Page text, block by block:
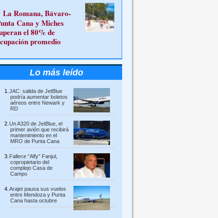
La Romana, Bávaro-
Cana y Miches
el 80% de
promedio
Lo más leído
JAC: salida de JetBlue
podría aumentar boletos
aéreos entre Newark y
RD
Un A320 de JetBlue, el
primer avión que recibirá
mantenimiento en el
MRO de Punta Cana
Fallece “Alfy” Fanjul,
copropietario del
complejo Casa de
Campo
Arajet pausa sus vuelos
entre Mendoza y Punta
Cana hasta octubre